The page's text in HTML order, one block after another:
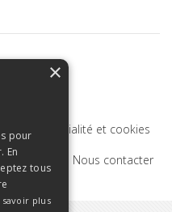
confidentialité et cookies
et retours Nous contacter
×
pour
En
tous
savoir plus